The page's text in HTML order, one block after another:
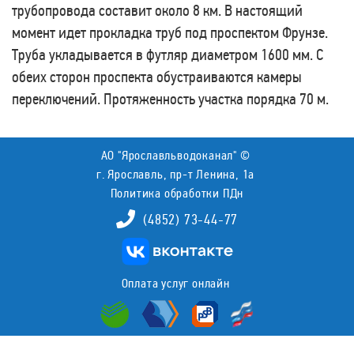
трубопровода составит около 8 км. В настоящий
момент идет прокладка труб под проспектом Фрунзе.
Труба укладывается в футляр диаметром 1600 мм. С
обеих сторон проспекта обустраиваются камеры
переключений. Протяженность участка порядка 70 м.
АО "Ярославльводоканал" ©
г. Ярославль, пр-т Ленина, 1а
Политика обработки ПДн
(4852) 73-44-77
Оплата услуг онлайн